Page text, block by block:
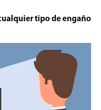
tipo de engaño